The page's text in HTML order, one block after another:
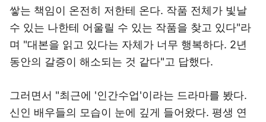
쌓는 책임이 온전히 저한테 온다. 작품 전체가 빛날
수 있는 나한테 어울릴 수 있는 작품을 찾고 있다"라
며 "대본을 읽고 있다는 자체가 너무 행복하다. 2년
동안의 갈증이 해소되는 것 같다"고 답했다.
그러면서 "최근에 '인간수업'이라는 드라마를 봤다.
신인 배우들의 모습이 눈에 깊게 들어왔다. 평생 연